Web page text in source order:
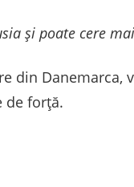
și poate cere
din Danemarca,
de forță.